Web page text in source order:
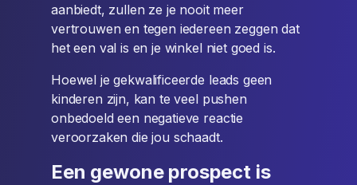
aanbiedt, zullen ze je nooit meer
vertrouwen en tegen iedereen zeggen dat
het een val is en je winkel niet goed is.
Hoewel je gekwalificeerde leads geen
kinderen zijn, kan te veel pushen
onbedoeld een negatieve reactie
veroorzaken die jou schaadt.
Een gewone prospect is